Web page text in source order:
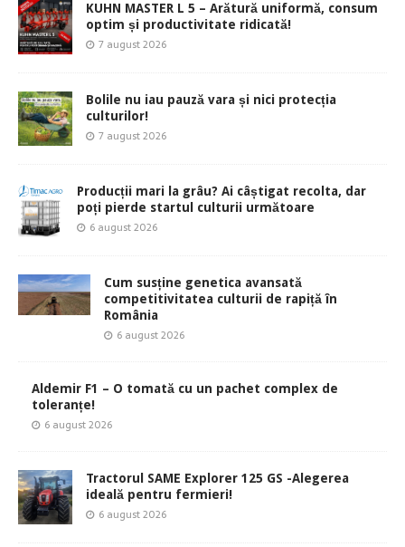
KUHN MASTER L 5 – Arătură uniformă, consum
optim și productivitate ridicată!
7 august 2026
Bolile nu iau pauză vara și nici protecția
culturilor!
7 august 2026
Producții mari la grâu? Ai câștigat recolta, dar
poți pierde startul culturii următoare
6 august 2026
Cum susține genetica avansată
competitivitatea culturii de rapiță în
România
6 august 2026
Aldemir F1 – O tomată cu un pachet complex de
toleranțe!
6 august 2026
Tractorul SAME Explorer 125 GS -Alegerea
ideală pentru fermieri!
6 august 2026